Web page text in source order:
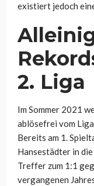
existiert jedoch
2. Liga
Im Sommer 2021
ablösefrei vom
Bereits am 1.
Hansestädter in
Treffer zum 1:1
vergangenen